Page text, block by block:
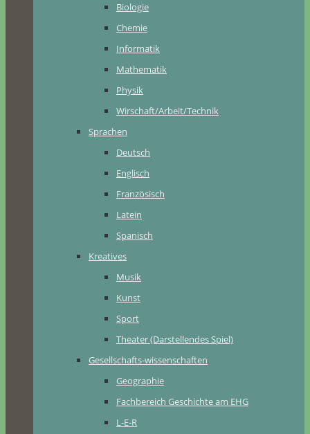
Biologie
Chemie
Informatik
Mathematik
Physik
Wirschaft/Arbeit/Technik
Sprachen
Deutsch
Englisch
Französisch
Latein
Spanisch
Kreatives
Musik
Kunst
Sport
Theater (Darstellendes Spiel)
Gesellschafts-wissenschaften
Geographie
Fachbereich Geschichte am EHG
L-E-R